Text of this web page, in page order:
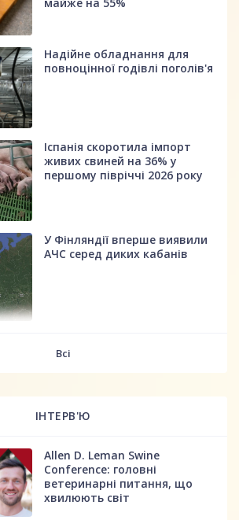
майже на 55%
Надійне обладнання для
повноцінної годівлі поголів'я
Іспанія скоротила імпорт
живих свиней на 36% у
першому півріччі 2026 року
У Фінляндії вперше виявили
АЧС серед диких кабанів
Всі
ІНТЕРВ'Ю
Allen D. Leman Swine
Conference: головні
ветеринарні питання, що
хвилюють світ